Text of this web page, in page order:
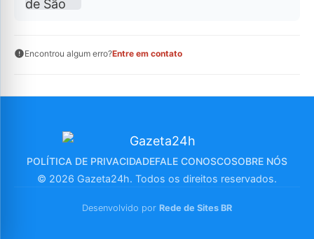
Encontrou algum erro?Entre em contato
POLÍTICA DE PRIVACIDADEFALE CONOSCOSOBRE NÓS
© 2026 Gazeta24h. Todos os direitos reservados.
Desenvolvido por Rede de Sites BR